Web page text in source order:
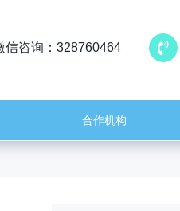
信咨询：328760464
合作机构